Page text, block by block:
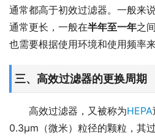
通常都高于初效过滤器。一般来
通常更长，一般在半年至一年之
也需要根据使用环境和使用频率来
三、高效过滤器的更换周期
高效过滤器，又被称为HEPA
0.3μm（微米）粒径的颗粒，其